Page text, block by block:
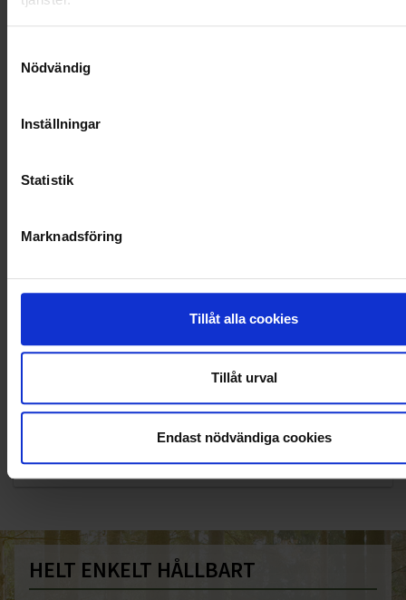
Nödvändig
Inställningar
Statistik
Marknadsföring
Tillåt alla cookies
Tillåt urval
Endast nödvändiga cookies
SOCIALT ANSVAR
KUNDTJÄNST
HELT ENKELT HÅLLBART